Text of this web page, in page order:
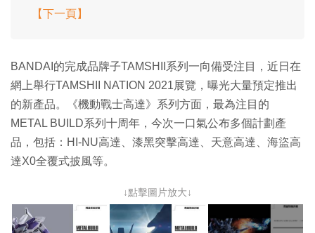
【下一頁】
BANDAI的完成品牌子TAMSHII系列一向備受注目，近日在
網上舉行TAMSHII NATION 2021展覽，曝光大量預定推出
的新產品。《機動戰士高達》系列方面，最為注目的
METAL BUILD系列十周年，今次一口氣公布多個計劃產
品，包括：HI-NU高達、漆黑突擊高達、天意高達、海盜高
達X0全覆式披風等。
↓點擊圖片放大↓